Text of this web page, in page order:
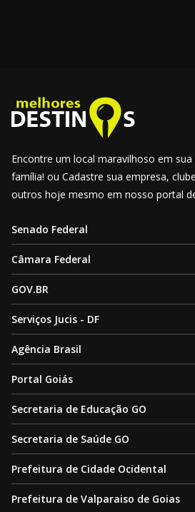
Encontre um local maravilhoso em
família! ou Cadastre sua empresa,
outros hoje mesmo em nosso portal
Senado Federal
Câmara Federal
GOV.BR
Serviços Jucis - DF
Agência Brasil
Portal Goiás
Secretaria de Educação GO
Secretaria de Saúde GO
Prefeitura de Cidade Ocidental
Prefeitura de Valparaiso de Goias